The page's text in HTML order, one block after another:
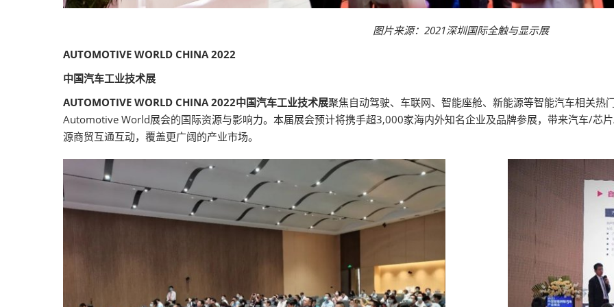
图片来源：2021深圳国际全触与显示展
AUTOMOTIVE WORLD CHINA 2022
中国汽车工业技术展
AUTOMOTIVE WORLD CHINA 2022中国汽车工业技术展聚焦自动驾驶、车联网、智能座舱、新能源等智能汽车相关热
Automotive World展会的国际资源与影响力。本届展会预计将携手超3,000家海内外知名企业及品牌参展，带来汽车/芯
源商贸互通互动，覆盖更广阔的产业市场。